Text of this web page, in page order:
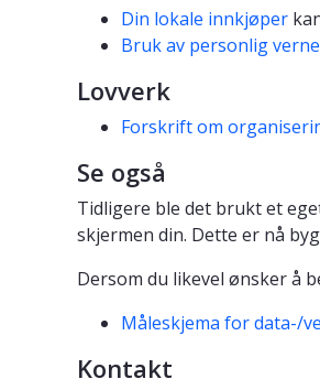
Din lokale innkjøper
Bruk av personlig
Lovverk
Forskrift om
Se også
Tidligere ble det brukt et
skjermen din. Dette er nå
Dersom du likevel ønsker å
Måleskjema for data-/
Kontakt